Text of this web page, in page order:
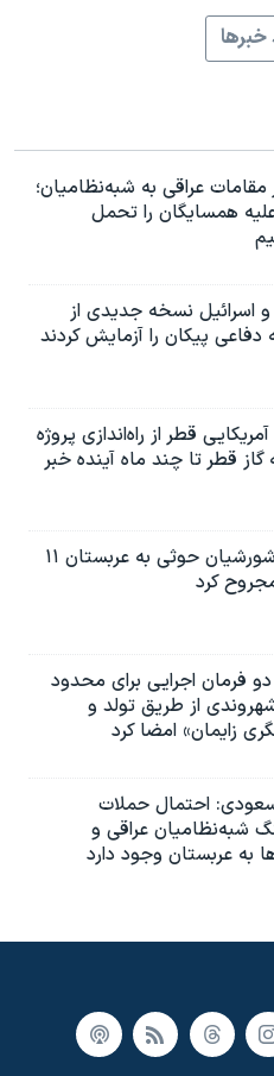
عراقی به شبه‌نظامیان؛
همسایگان را تحمل
و اسرائیل نسخه جدیدی از
دفاعی پیکان را آزمایش کردند
قطر از راه‌اندازی پروژه
قطر تا چند ماه آینده خبر
حمله شورشیان حوثی به عربستان ۱۱
مجروح کرد
فرمان اجرایی برای محدود
از طریق تولد و
زایمان» امضا کرد
احتمال حملات
شبه‌نظامیان عراقی و
به عربستان وجود دارد